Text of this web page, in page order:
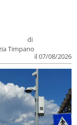
di
Timpano
il 07/08/2026